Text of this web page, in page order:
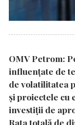
OMV Petrom:
influențate de
de volatilitatea
și proiectele cu
investiții de
Rata totală de